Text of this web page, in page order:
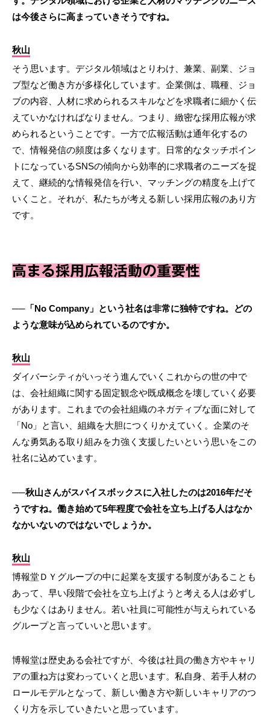
は今後さらに高まっていきそうですね。
秋山
そう思います。デジタル領域はとりわけ、兼業、副業、ジョ
ブ型など働き方が多様化しています。企業側は、職種、ジョ
ブの内容、人材に求められるスキルなどを求職者に細かく伝
えていかなければなりません。つまり、緻密な採用広報が求
められるということです。一方で広報活動は通年化するの
で、情報発信の頻度は多くなります。日常的なタッチポイン
トになっているSNSの傾向から効率的に求職者のニーズを捉
えて、継続的な情報発信を行い、マッチングの精度を上げて
いくこと。それが、私たちが考える新しい採用広報のあり方
です。
高まる採用広報活動の重要性
──「No Company」という社名は非常に独特ですね。どの
ような意味が込められているのですか。
秋山
ダイバーシティがいっそう進んでいくこれからの世の中で
は、会社組織に関する固定観念や既成概念を壊していく必要
があります。これまでの会社組織のネガティブな面に対して
「No」と言い、組織を大胆につくりかえていく。企業のそ
んな勇気ある取り組みを力強く支援したいという思いをこの
社名に込めています。
──秋山さんがスパイスボックスに入社したのは2016年だそ
うですね。働き始めて5年程度で会社を立ち上げる人はなか
なかいないのではないでしょうか。
秋山
博報堂ＤＹグループの中に起業を支援する制度があることも
あって、早い段階で会社を立ち上げようと考える人は必ずし
も少なくはありません。若い社員に可能性が与えられている
グループと言っていいと思います。
博報堂は歴史ある会社ですが、今後は社員の働き方やキャリ
アの重ね方は変わっていくと思います。私自身、若手人材の
ロールモデルとなって、新しい働き方や新しいキャリアのつ
くり方を示していきたいと思っています。